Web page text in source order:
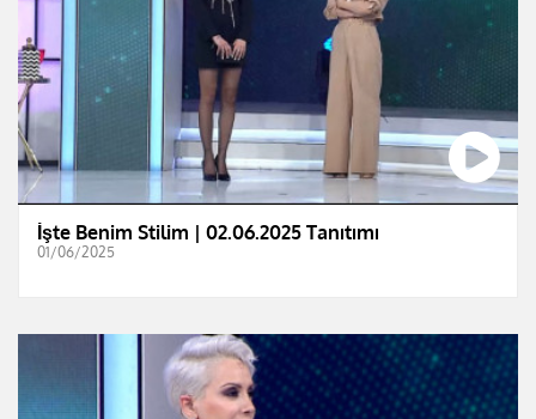
İşte Benim Stilim | 02.06.2025 Tanıtımı
01/06/2025